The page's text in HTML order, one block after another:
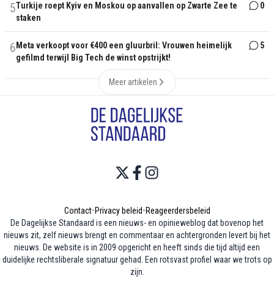
5Turkije roept Kyiv en Moskou op aanvallen op Zwarte Zee te
staken
0
6 Meta verkoopt voor €400 een gluurbril: Vrouwen heimelijk
gefilmd terwijl Big Tech de winst opstrijkt!
5
Meer artikelen
Contact•Privacy beleid•Reageerdersbeleid
De Dagelijkse Standaard is een nieuws- en opinieweblog dat bovenop het
nieuws zit, zelf nieuws brengt en commentaar en achtergronden levert bij het
nieuws. De website is in 2009 opgericht en heeft sinds die tijd altijd een
duidelijke rechtsliberale signatuur gehad. Een rotsvast profiel waar we trots op
zijn.